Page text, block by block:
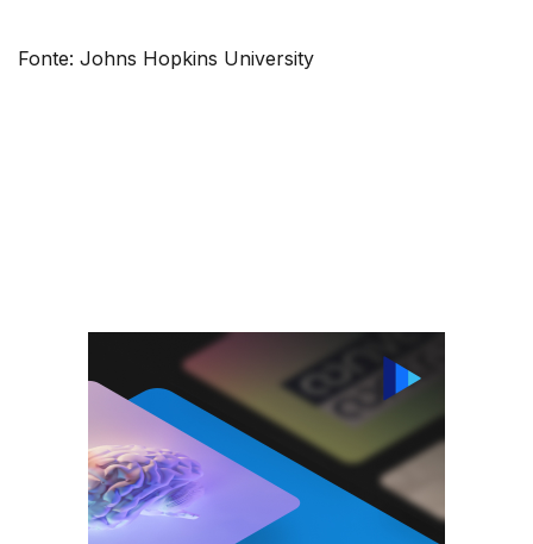
Fonte: Johns Hopkins University